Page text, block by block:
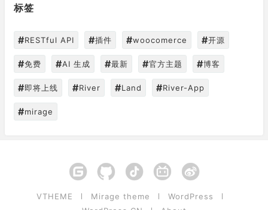
标签
#RESTful API #插件 #woocomerce #开源
#免费 #AI 生成 #最新 #官方主题 #博客
#即将上线 #River #Land #River-App
#mirage
VTHEME Mirage theme
WordPress